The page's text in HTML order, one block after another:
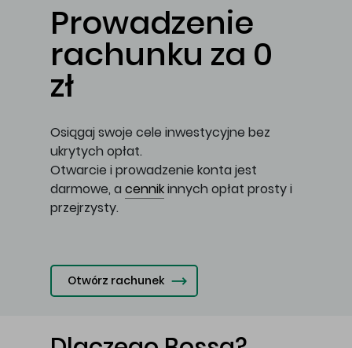
Prowadzenie
rachunku za 0
zł
Osiągaj swoje cele inwestycyjne bez
ukrytych opłat.
Otwarcie i prowadzenie konta jest
darmowe, a cennikinnych opłat prosty i
przejrzysty.
Otwórz rachunek